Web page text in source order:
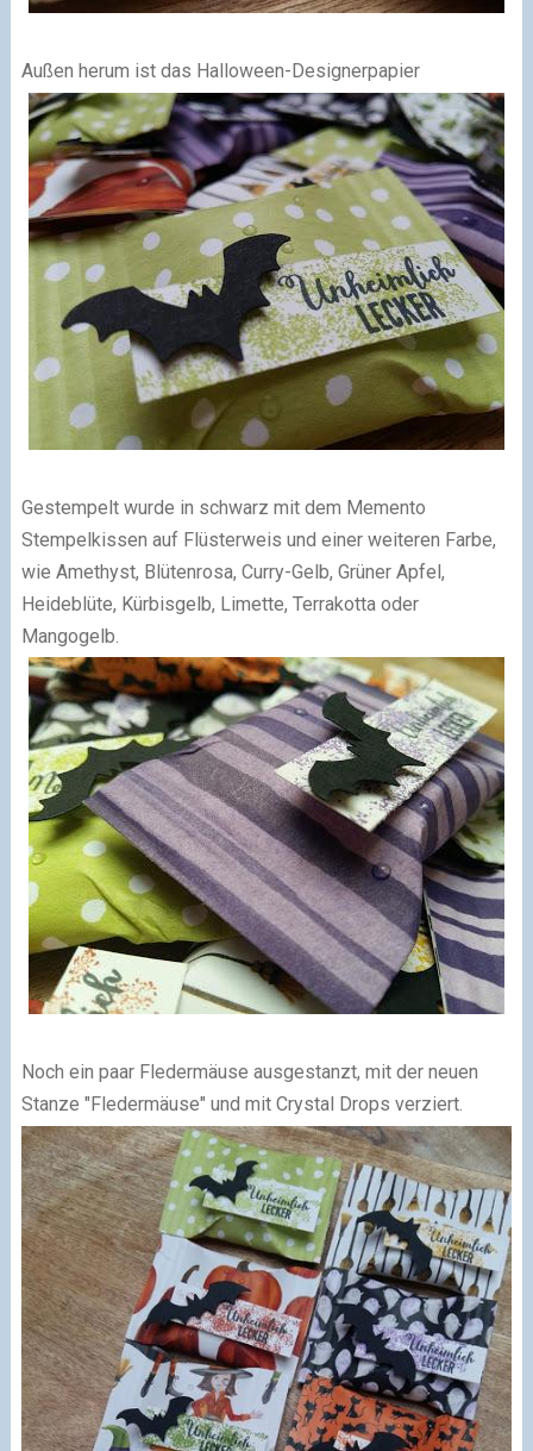
Außen herum ist das Halloween-Designerpapier
Gestempelt wurde in schwarz mit dem Memento
Stempelkissen auf Flüsterweis und einer weiteren Farbe,
wie Amethyst, Blütenrosa, Curry-Gelb, Grüner Apfel,
Heideblüte, Kürbisgelb, Limette, Terrakotta oder
Mangogelb.
Noch ein paar Fledermäuse ausgestanzt, mit der neuen
Stanze "Fledermäuse" und mit Crystal Drops verziert.